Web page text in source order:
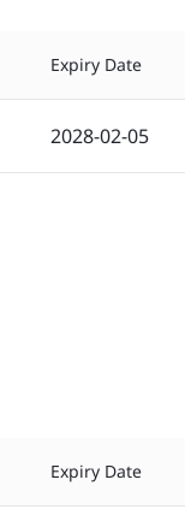
Expiry Date
2028-02-05
Expiry Date